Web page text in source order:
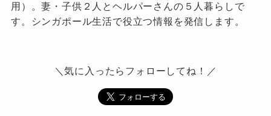
用）。妻・子供２人とヘルパーさんの５人暮らしで
す。シンガポール生活で役立つ情報を発信します。
＼気に入ったらフォローしてね！／